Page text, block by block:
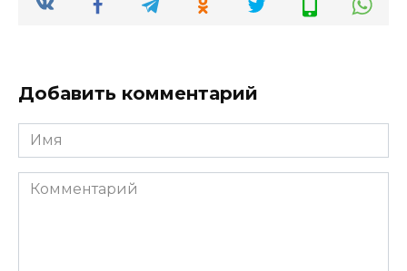
Добавить комментарий
Имя
*
Комментарий